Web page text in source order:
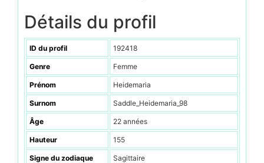
Détails du profil
ID du profil 192418
Genre Femme
Prénom Heidemaria
Surnom Saddle_Heidemaria_98
Âge 22 années
Hauteur 155
Signe du zodiaque Sagittaire